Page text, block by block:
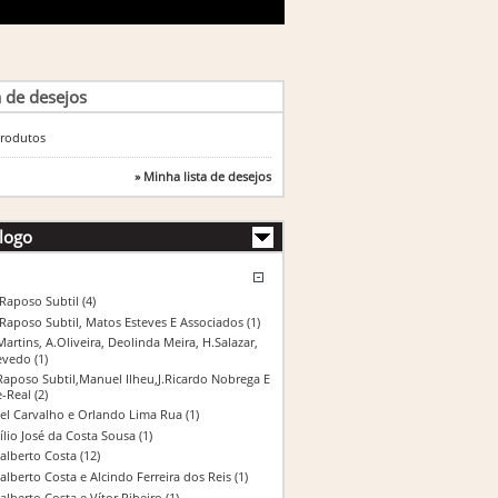
de desejos
» Minha lista de desejos
Subtil (4)
Subtil, Matos Esteves E Associados(1)
A.Oliveira, Deolinda Meira, H.Salazar,
(1)
Subtil,Manuel Ilheu,J.Ricardo Nobrega E
Real (2)
Carvalho e Orlando Lima Rua (1)
José da Costa Sousa (1)
Costa(12)
Costa e Alcindo Ferreira dos Reis (1)